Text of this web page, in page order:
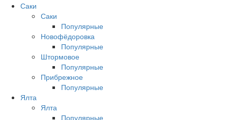
Саки
Саки
Популярные
Новофёдоровка
Популярные
Штормовое
Популярные
Прибрежное
Популярные
Ялта
Ялта
Популярные